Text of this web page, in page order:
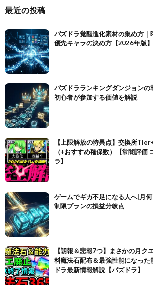
最近の投稿
パズドラ覚醒進化素材の集め方｜
優先キャラの決め方【2026年版】
パズドラランキングダンジョンの
初心者が参加する価値を解説
【上限解放の特異点】交換所
（+おすすめ確保数）【常闇評価
ラ】
ゲームでギガ不足になる人へ|月
制限プランの損益分岐点
【朗報＆悲報7つ】まさかの月ク
料魔法石配布＆最強性能になった
ドラ最新情報解説【パズドラ】